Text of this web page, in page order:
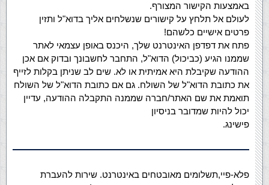
באמצעות הקישור המצורף.
לעולם אל תלחץ על קישורים שנשלחים אליך בדוא"ל ותזין
פרטים אישיים כלשהם!
פתח את דפדפן האינטרנט שלך, היכנס באופן עצמאי לאתר
שממנו הגיע (כביכול) הדוא"ל, התחבר לחשבונך ובדוק אם אכן
ההודעה שקיבלת היא אמיתית או לא. שים לב שניתן בקלות לזייף
את כתובת הדוא"ל של השולח. גם אם כתובת הדוא"ל של השולח
תואמת את שם האתר/חברה שממנה התקבלה ההודעה, עדיין
יכול להיות שמדובר בניסיון
פישינג.
פלא-פיי,תשלומים מאובטחים באינטרנט. שירות להעברת